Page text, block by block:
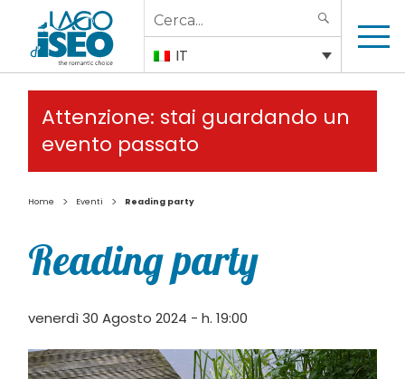
Search
for:
IT
Attenzione: stai guardando un
evento passato
Home > Eventi > Reading party
Reading party
venerdì 30 Agosto 2024 - h. 19:00